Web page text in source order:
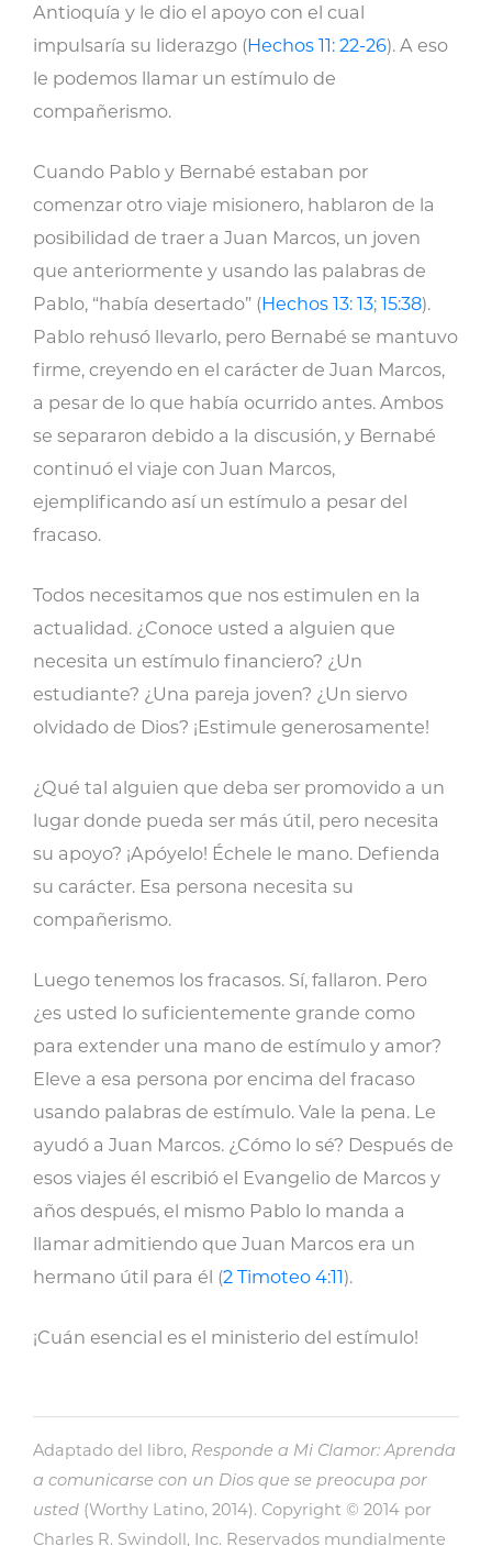
Antioquía y le dio el apoyo con el cual
impulsaría su liderazgo (Hechos 11: 22-26). A eso
le podemos llamar un estímulo de
compañerismo.
Cuando Pablo y Bernabé estaban por
comenzar otro viaje misionero, hablaron de la
posibilidad de traer a Juan Marcos, un joven
que anteriormente y usando las palabras de
Pablo, “había desertado” (Hechos 13: 13; 15:38).
Pablo rehusó llevarlo, pero Bernabé se mantuvo
firme, creyendo en el carácter de Juan Marcos,
a pesar de lo que había ocurrido antes. Ambos
se separaron debido a la discusión, y Bernabé
continuó el viaje con Juan Marcos,
ejemplificando así un estímulo a pesar del
fracaso.
Todos necesitamos que nos estimulen en la
actualidad. ¿Conoce usted a alguien que
necesita un estímulo financiero? ¿Un
estudiante? ¿Una pareja joven? ¿Un siervo
olvidado de Dios? ¡Estimule generosamente!
¿Qué tal alguien que deba ser promovido a un
lugar donde pueda ser más útil, pero necesita
su apoyo? ¡Apóyelo! Échele le mano. Defienda
su carácter. Esa persona necesita su
compañerismo.
Luego tenemos los fracasos. Sí, fallaron. Pero
¿es usted lo suficientemente grande como
para extender una mano de estímulo y amor?
Eleve a esa persona por encima del fracaso
usando palabras de estímulo. Vale la pena. Le
ayudó a Juan Marcos. ¿Cómo lo sé? Después de
esos viajes él escribió el Evangelio de Marcos y
años después, el mismo Pablo lo manda a
llamar admitiendo que Juan Marcos era un
hermano útil para él (2 Timoteo 4:11).
¡Cuán esencial es el ministerio del estímulo!
Adaptado del libro, Responde a Mi Clamor: Aprenda
a comunicarse con un Dios que se preocupa por
usted (Worthy Latino, 2014). Copyright © 2014 por
Charles R. Swindoll, Inc. Reservados mundialmente